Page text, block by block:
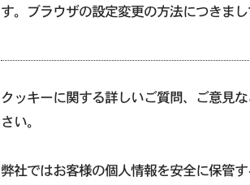
す。ブラウザの設定変更の方法につきま
クッキーに関する詳しいご質問、ご意見な
さい。
弊社ではお客様の個人情報を安全に保管